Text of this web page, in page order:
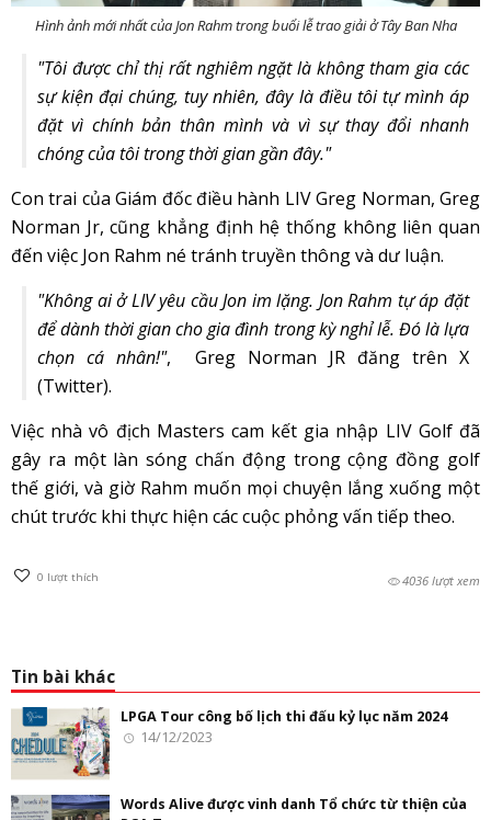
Hình ảnh mới nhất của Jon Rahm trong buổi lễ trao giải ở Tây Ban Nha
"Tôi được chỉ thị rất nghiêm ngặt là không tham gia các
sự kiện đại chúng, tuy nhiên, đây là điều tôi tự mình áp
đặt vì chính bản thân mình và vì sự thay đổi nhanh
chóng của tôi trong thời gian gần đây."
Con trai của Giám đốc điều hành LIV Greg Norman, Greg
Norman Jr, cũng khẳng định hệ thống không liên quan
đến việc Jon Rahm né tránh truyền thông và dư luận.
"Không ai ở LIV yêu cầu Jon im lặng. Jon Rahm tự áp đặt
để dành thời gian cho gia đình trong kỳ nghỉ lễ. Đó là lựa
chọn cá nhân!", Greg Norman JR đăng trên X
(Twitter).
Việc nhà vô địch Masters cam kết gia nhập LIV Golf đã
gây ra một làn sóng chấn động trong cộng đồng golf
thế giới, và giờ Rahm muốn mọi chuyện lắng xuống một
chút trước khi thực hiện các cuộc phỏng vấn tiếp theo.
0 lượt thích 4036 lượt xem
Tin bài khác
LPGA Tour công bố lịch thi đấu kỷ lục năm 2024
14/12/2023
Words Alive được vinh danh Tổ chức từ thiện của